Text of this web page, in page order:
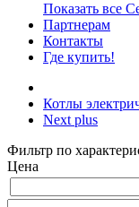
Показать все
Партнерам
Контакты
Где купить!
Котлы
Next plus
Фильтр по
Цена